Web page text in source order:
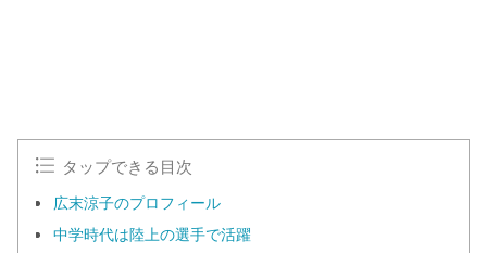
タップできる目次
広末涼子のプロフィール
中学時代は陸上の選手で活躍